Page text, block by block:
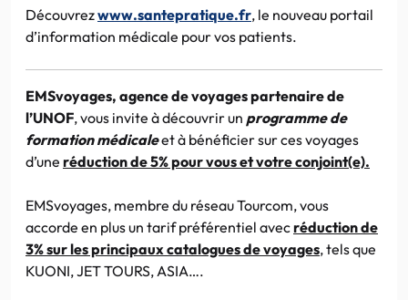
Découvrezwww.santepratique.fr, le nouveau portail
d’information médicale pour vos patients.
EMSvoyages, agence de voyages partenaire de
l’UNOF, vous invite à découvrir un programme de
formation médicaleet à bénéficier sur ces voyages
d’une réduction de 5% pour vous et votre conjoint(e).
EMSvoyages, membre du réseauTourcom, vous
accorde en plus un tarif préférentiel avecréduction de
3% sur les principaux catalogues de voyages, tels que
KUONI, JET TOURS, ASIA….